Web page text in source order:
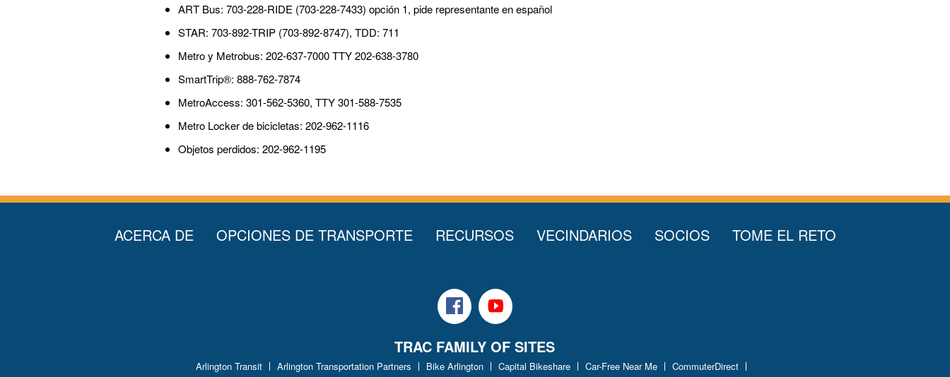
ART Bus: 703-228-RIDE (703-228-7433) opción 1, pide representante en español
STAR: 703-892-TRIP (703-892-8747), TDD: 711
Metro y Metrobus: 202-637-7000 TTY 202-638-3780
SmartTrip®: 888-762-7874
MetroAccess: 301-562-5360, TTY 301-588-7535
Metro Locker de bicicletas: 202-962-1116
Objetos perdidos: 202-962-1195
ACERCA DE OPCIONES DE TRANSPORTE RECURSOS VECINDARIOS SOCIOS TOME EL RETO
FacebookYoutube
TRAC FAMILY OF SITES
Arlington Transit Arlington Transportation Partners Bike Arlington Capital Bikeshare Car-Free Near Me
CommuterDirect